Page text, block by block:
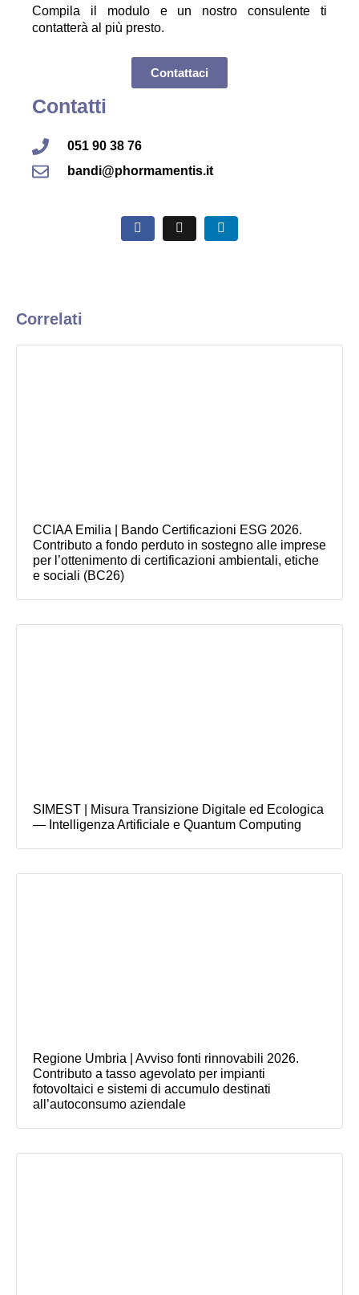
Compila il modulo e un nostro consulente ti
contatterà al più presto.
Contattaci
Contatti
051 90 38 76
bandi@phormamentis.it
Correlati
CCIAA Emilia | Bando Certificazioni ESG 2026.
Contributo a fondo perduto in sostegno alle imprese
per l’ottenimento di certificazioni ambientali, etiche
e sociali (BC26)
SIMEST | Misura Transizione Digitale ed Ecologica
— Intelligenza Artificiale e Quantum Computing
Regione Umbria | Avviso fonti rinnovabili 2026.
Contributo a tasso agevolato per impianti
fotovoltaici e sistemi di accumulo destinati
all’autoconsumo aziendale